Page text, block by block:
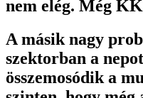
nem elég. Még
A másik nagy
szektorban a
összemosódik a